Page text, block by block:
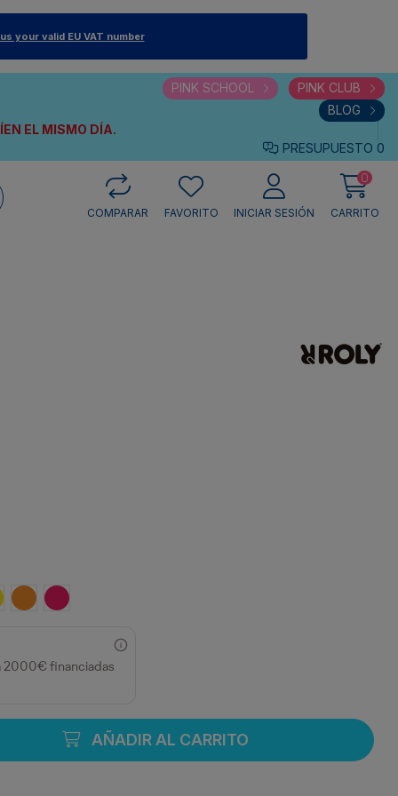
your valid EU VAT number
EL MISMO DÍA.
PINK SCHOOL
PINK CLUB
BLOG
PRESUPUESTO 0
COMPARAR
FAVORITO INICIAR SESIÓN
0
CARRITO
NARANJAFUCSIA
2000€ financiadas
AÑADIR AL CARRITO